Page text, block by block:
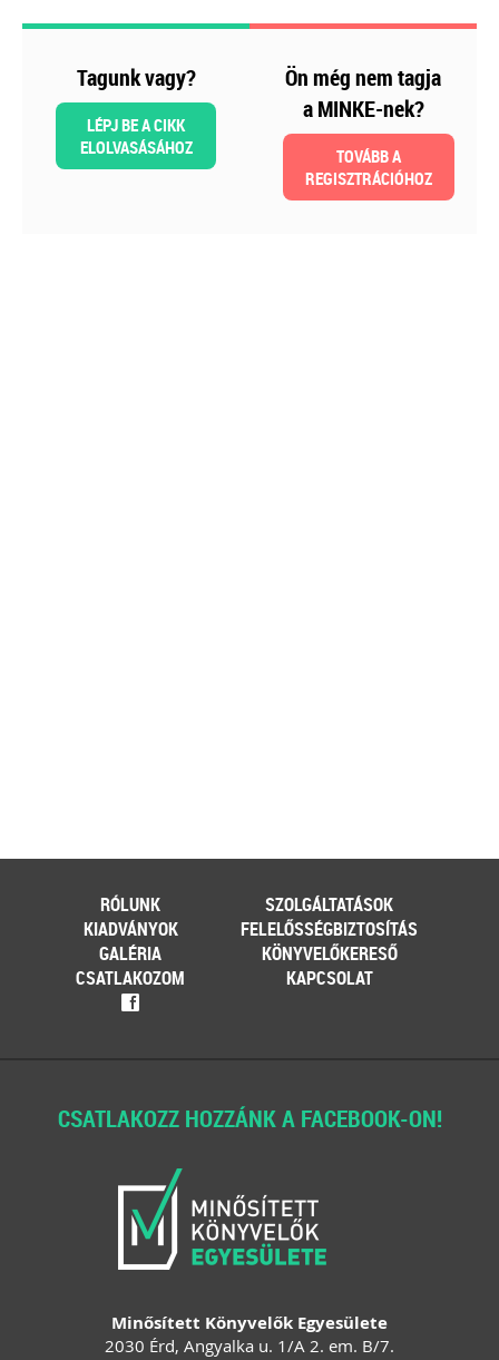
2026-08-04
Külföldi gazdálkodó
magyarországi
vásárokon történő
Tagunk vagy?
LÉPJ BE A CIKK
ELOLVASÁSÁHOZ
Ön még nem tagja
a MINKE-nek?
TOVÁBB A
REGISZTRÁCIÓHOZ
RÓLUNK
SZOLGÁLTATÁSOK
KIADVÁNYOK
FELELŐSSÉGBIZTOSÍTÁS
GALÉRIA
KÖNYVELŐKERESŐ
CSATLAKOZOM
KAPCSOLAT
f
CSATLAKOZZ HOZZÁNK A FACEBOOK-ON!
Minősített Könyvelők Egyesülete
2030 Érd, Angyalka u. 1/A 2. em. B/7.